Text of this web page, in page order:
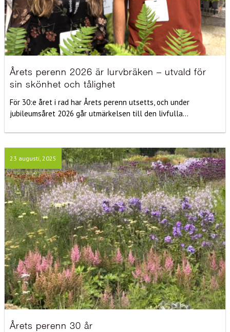
Årets perenn 2026 är lurvbräken – utvald för
sin skönhet och tålighet
För 30:e året i rad har Årets perenn utsetts, och under
jubileumsåret 2026 går utmärkelsen till den livfulla...
23 augusti, 2025
Årets perenn 30 år